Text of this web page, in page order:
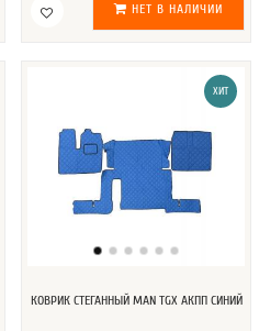
НЕТ В НАЛИЧИИ
ХИТ
КОВРИК СТЕГАННЫЙ MAN TGX АКПП СИНИЙ